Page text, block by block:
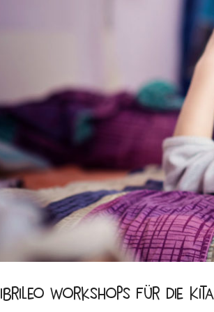
Librileo Workshops für die Kita